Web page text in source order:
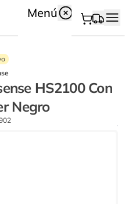
Menú
HS2100 Con
Negro